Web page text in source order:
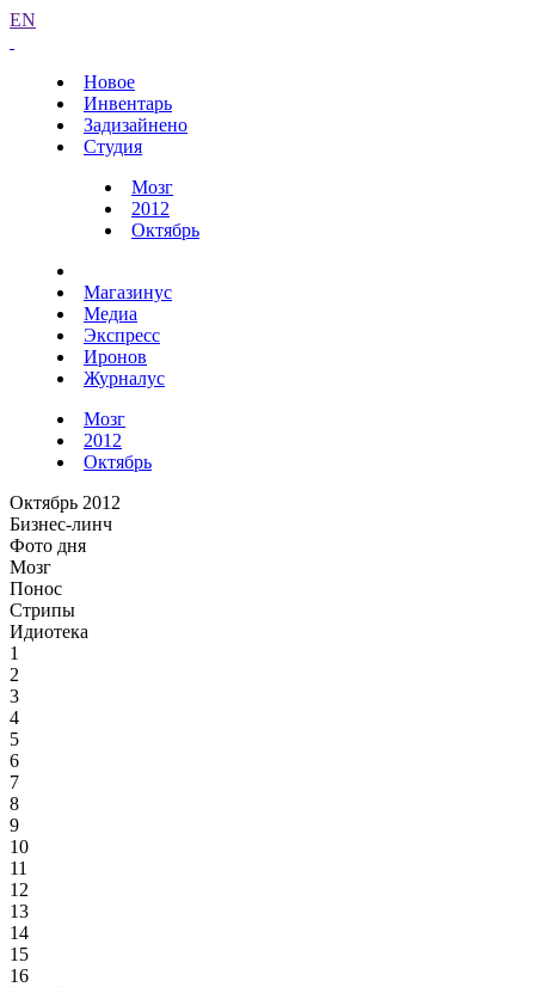
EN
Новое
Инвентарь
Задизайнено
Студия
Мозг
2012
Октябрь
Магазинус
Медиа
Экспресс
Иронов
Журналус
Мозг
2012
Октябрь
Октябрь 2012
Бизнес-линч
Фото дня
Мозг
Понос
Стрипы
Идиотека
1
2
3
4
5
6
7
8
9
10
11
12
13
14
15
16